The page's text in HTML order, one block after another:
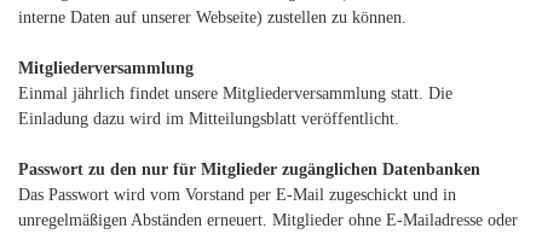
interne Daten auf unserer Webseite) zustellen zu können.
Mitgliederversammlung
Einmal jährlich findet unsere Mitgliederversammlung statt. Die
Einladung dazu wird im Mitteilungsblatt veröffentlicht.
Passwort zu den nur für Mitglieder zugänglichen Datenbanken
Das Passwort wird vom Vorstand per E-Mail zugeschickt und in
unregelmäßigen Abständen erneuert. Mitglieder ohne E-Mailadresse oder